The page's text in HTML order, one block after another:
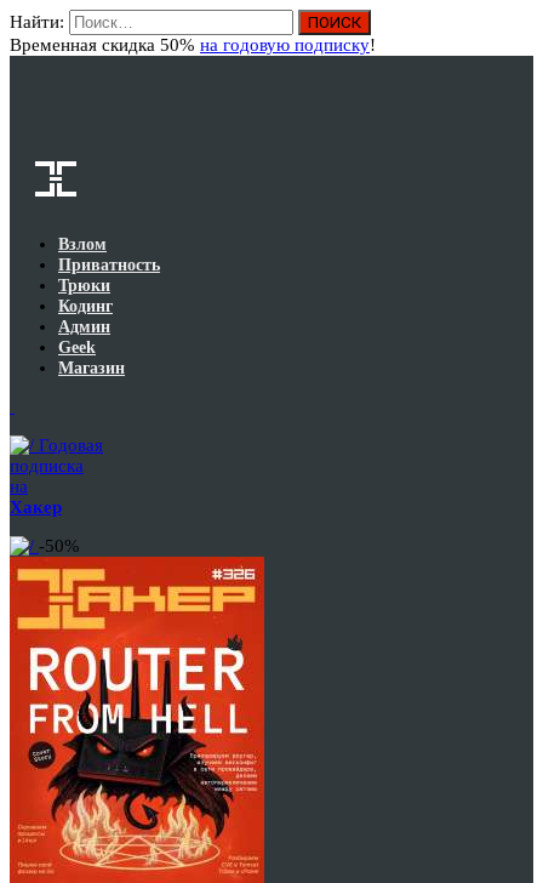
Найти:
Временная скидка 50% на годовую подписку!
Взлом
Приватность
Трюки
Кодинг
Админ
Geek
Магазин
Годовая
подписка
на
Хакер
-50%